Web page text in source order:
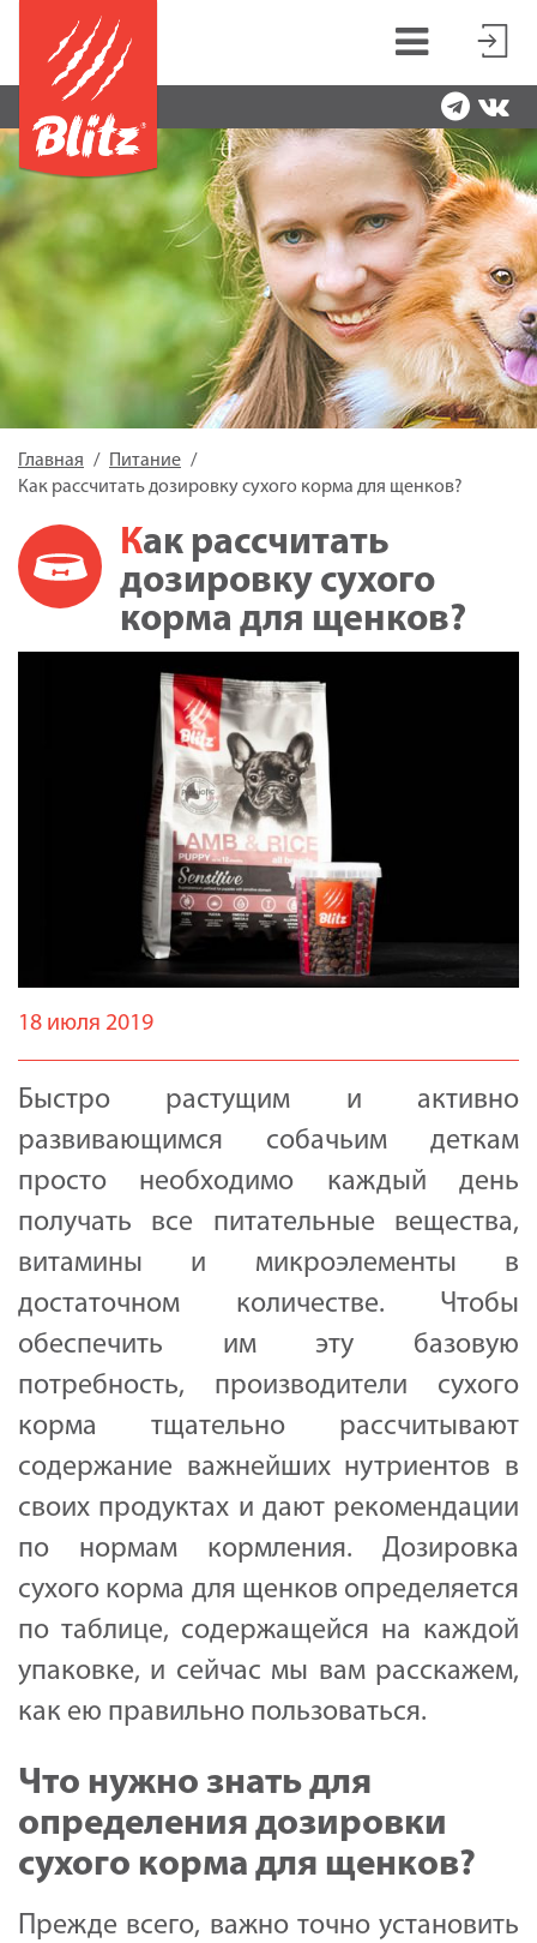
Главная
Питание
Как рассчитать дозировку сухого корма для щенков?
Как рассчитать
дозировку сухого
корма для щенков?
18 июля 2019
Быстро растущим и активно
развивающимся собачьим деткам
просто необходимо каждый день
получать все питательные вещества,
витамины и микроэлементы в
достаточном количестве. Чтобы
обеспечить им эту базовую
потребность, производители сухого
корма тщательно рассчитывают
содержание важнейших нутриентов в
своих продуктах и дают рекомендации
по нормам кормления. Дозировка
сухого корма для щенков определяется
по таблице, содержащейся на каждой
упаковке, и сейчас мы вам расскажем,
как ею правильно пользоваться.
Что нужно знать для
определения дозировки
сухого корма для щенков?
Прежде всего, важно точно установить